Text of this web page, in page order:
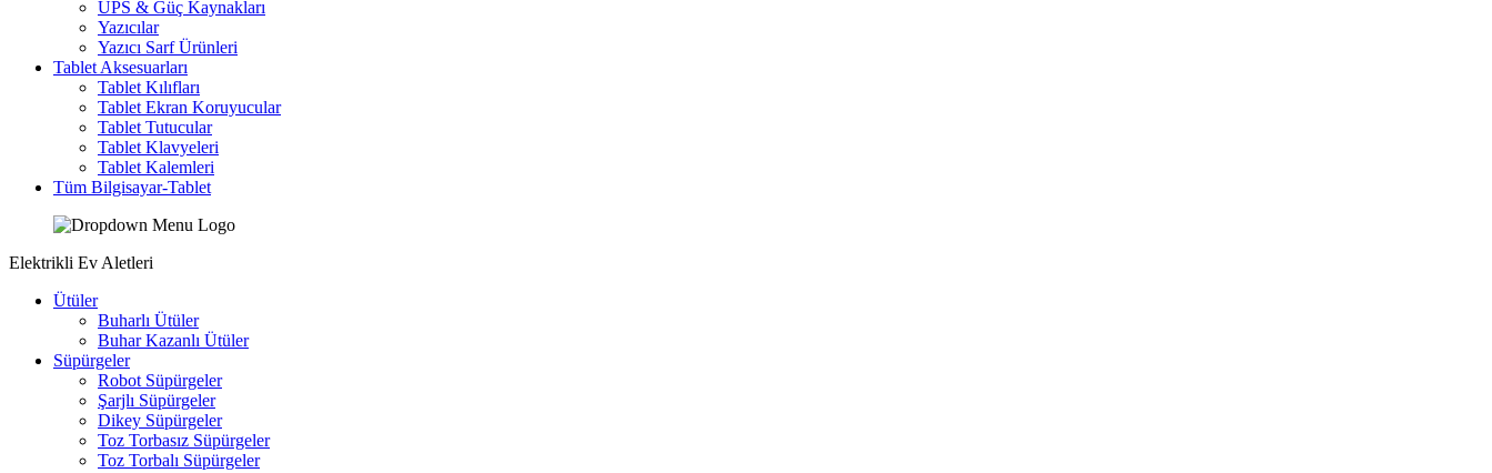
UPS & Güç Kaynakları
Yazıcılar
Yazıcı Sarf Ürünleri
Tablet Aksesuarları
Tablet Kılıfları
Tablet Ekran Koruyucular
Tablet Tutucular
Tablet Klavyeleri
Tablet Kalemleri
Tüm Bilgisayar-Tablet
Elektrikli Ev Aletleri
Ütüler
Buharlı Ütüler
Buhar Kazanlı Ütüler
Süpürgeler
Robot Süpürgeler
Şarjlı Süpürgeler
Dikey Süpürgeler
Toz Torbasız Süpürgeler
Toz Torbalı Süpürgeler